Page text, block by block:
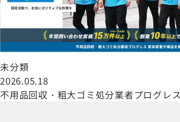
未分類
2026.05.18
不用品回収・粗大ゴミ処分業者プログレス